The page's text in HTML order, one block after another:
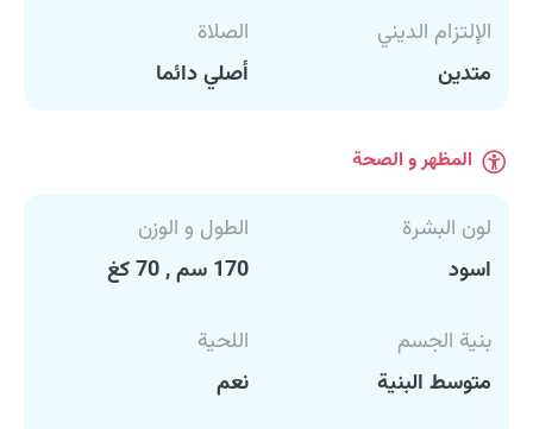
الإلتزام الديني
متدين
الصلاة
أصلي دائما
المظهر و الصحة
لون البشرة
اسود
الطول و الوزن
170 سم , 70 كغ
بنية الجسم
متوسط البنية
اللحية
نعم